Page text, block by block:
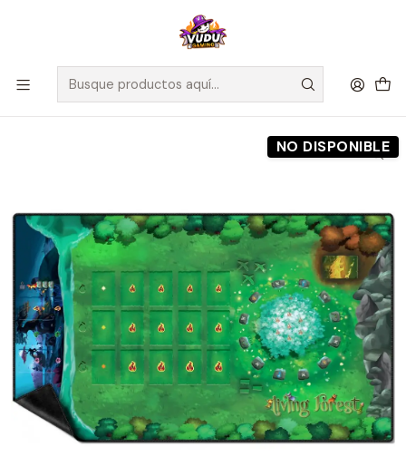
🚀 ¡Despachamos a todo Chile! Envío GRATIS a Regiones sobre
$100.000 y a RM sobre $35.000
Inicio Preventas Maldito Games
Preventa - TAPETE OFICIAL - LIVING FOREST
NO DISPONIBLE